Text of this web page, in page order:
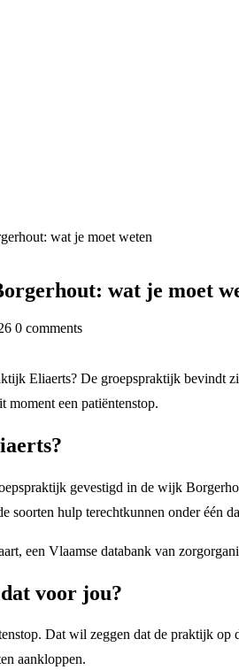
wat je moet weten
wat je moet
0 comments
Eliaerts? De groepspraktijk bevindt
een patiëntenstop.
gevestigd in de wijk
soorten hulp terechtkunnen onder één
een Vlaamse databank van
voor jou?
Dat wil zeggen dat de praktijk
aankloppen.